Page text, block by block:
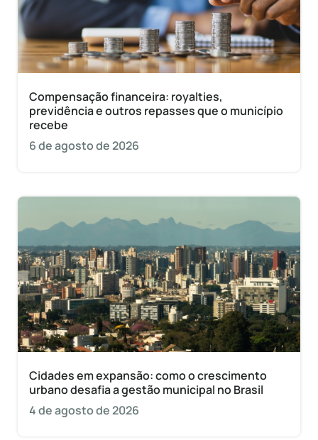
Compensação financeira: royalties,
previdência e outros repasses que o município
recebe
6 de agosto de 2026
Cidades em expansão: como o crescimento
urbano desafia a gestão municipal no Brasil
4 de agosto de 2026